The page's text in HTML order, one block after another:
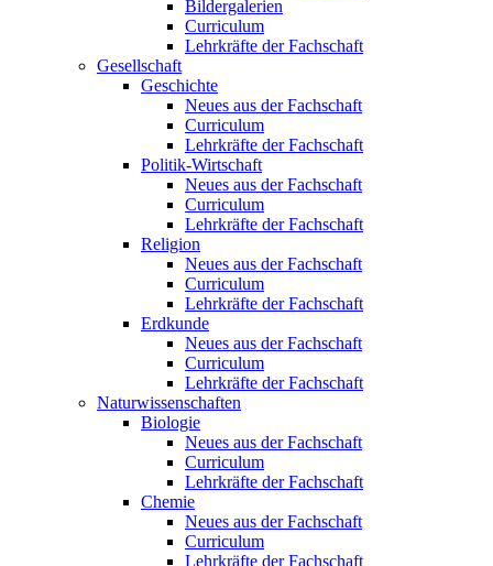
Bildergalerien
Curriculum
Lehrkräfte der Fachschaft
Gesellschaft
Geschichte
Neues aus der Fachschaft
Curriculum
Lehrkräfte der Fachschaft
Politik-Wirtschaft
Neues aus der Fachschaft
Curriculum
Lehrkräfte der Fachschaft
Religion
Neues aus der Fachschaft
Curriculum
Lehrkräfte der Fachschaft
Erdkunde
Neues aus der Fachschaft
Curriculum
Lehrkräfte der Fachschaft
Naturwissenschaften
Biologie
Neues aus der Fachschaft
Curriculum
Lehrkräfte der Fachschaft
Chemie
Neues aus der Fachschaft
Curriculum
Lehrkräfte der Fachschaft